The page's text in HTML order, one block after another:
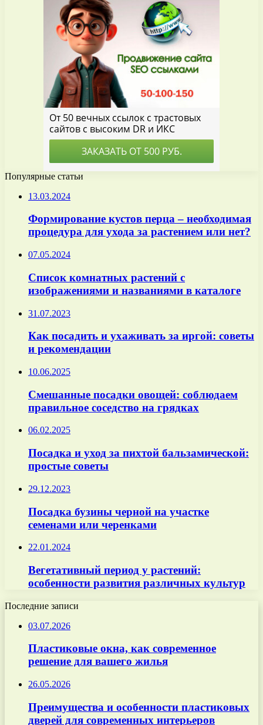
Популярные статьи
13.03.2024
Формирование кустов перца – необходимая
процедура для ухода за растением или нет?
07.05.2024
Список комнатных растений с
изображениями и названиями в каталоге
31.07.2023
Как посадить и ухаживать за иргой: советы
и рекомендации
10.06.2025
Смешанные посадки овощей: соблюдаем
правильное соседство на грядках
06.02.2025
Посадка и уход за пихтой бальзамической:
простые советы
29.12.2023
Посадка бузины черной на участке
семенами или черенками
22.01.2024
Вегетативный период у растений:
особенности развития различных культур
Последние записи
03.07.2026
Пластиковые окна, как современное
решение для вашего жилья
26.05.2026
Преимущества и особенности пластиковых
дверей для современных интерьеров